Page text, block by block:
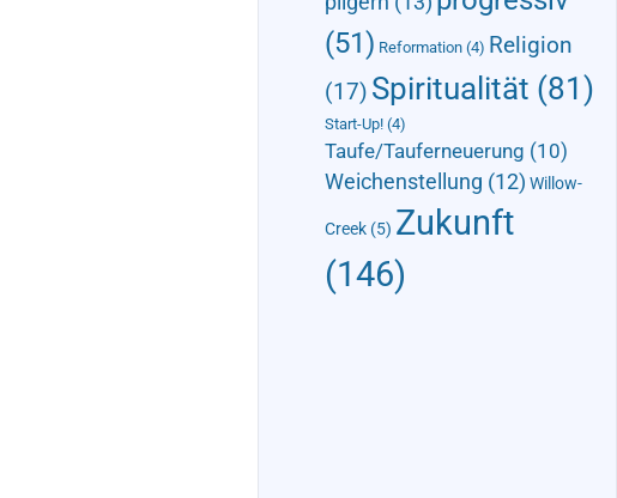
(51) Reformation(4) Religion
(17) Spiritualität (81)
Start-Up!(4)
Taufe/Tauferneuerung (10)
Weichenstellung (12) Willow-
Creek(5) Zukunft
(146)